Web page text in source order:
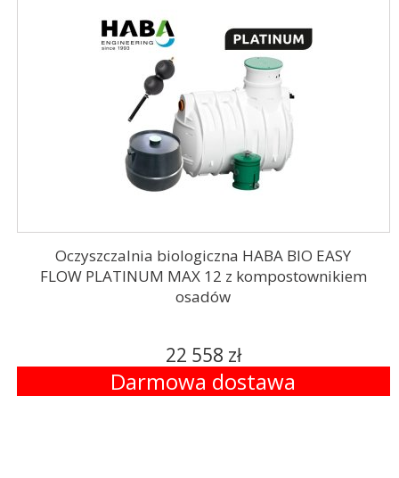
Oczyszczalnia biologiczna HABA BIO EASY
FLOW PLATINUM MAX 12 z kompostownikiem
osadów
22 558 zł
Darmowa dostawa